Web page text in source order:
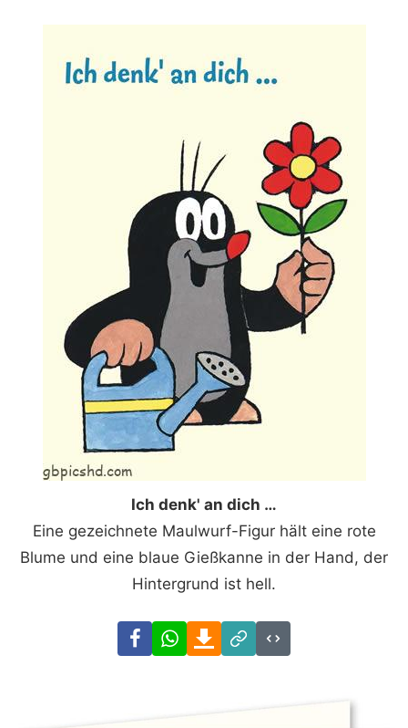
Ich denk' an dich …
Eine gezeichnete Maulwurf-Figur hält eine rote
Blume und eine blaue Gießkanne in der Hand, der
Hintergrund ist hell.
FacebookWhatsAppDownload
Link
Code